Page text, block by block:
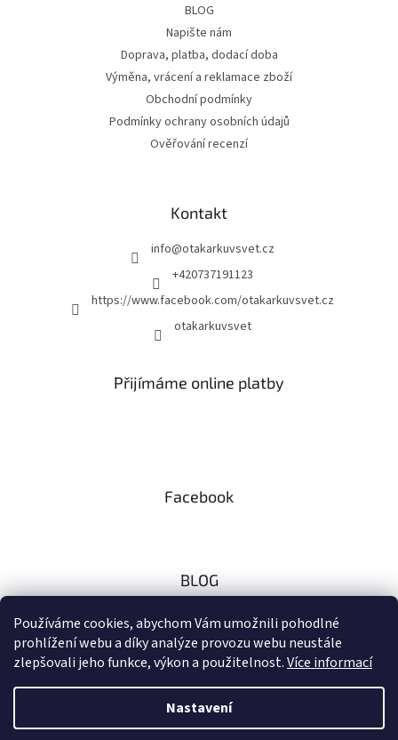
Používáme cookies, abychom Vám umožnili pohodlné
prohlížení webu a díky analýze provozu webu neustále
zlepšovali jeho funkce, výkon a použitelnost.Více informací
Nastavení
BLOG
Napište nám
Doprava, platba, dodací doba
Výměna, vrácení a reklamace zboží
Obchodní podmínky
Podmínky ochrany osobních údajů
Ověřování recenzí
Kontakt
info@otakarkuvsvet.cz
+420737191123
https://www.facebook.com/otakarkuvsvet.cz
otakarkuvsvet
Přijímáme online platby
Facebook
BLOG
10.11.2024
Vytvořil Shoptet